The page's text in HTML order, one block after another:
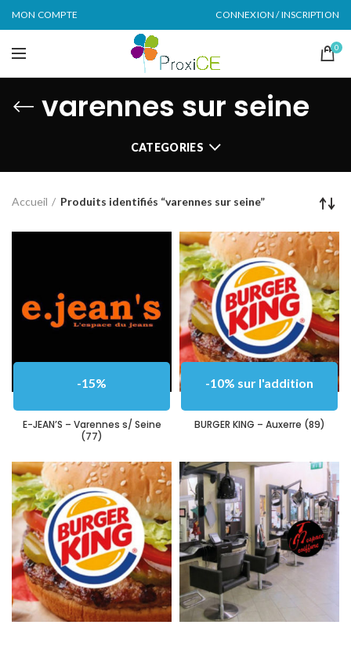
MON COMPTE CONNEXION / INSCRIPTION
0
varennes sur seine
CATEGORIES
Accueil Produits identifiés “varennes sur seine”
-15%
E-JEAN’S – Varennes s/ Seine
(77)
-10% sur l'addition
BURGER KING – Auxerre (89)